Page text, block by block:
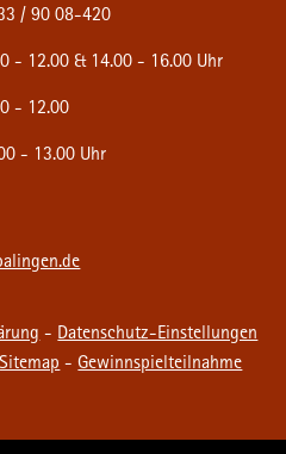
/ 90 08-420
- 12.00 & 14.00 - 16.00 Uhr
- 12.00
- 13.00 Uhr
-Datenschutz-Einstellungen
Sitemap-Gewinnspielteilnahme